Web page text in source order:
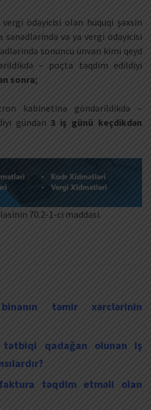
ödəyicisi olan hüquqi şəxsin
sənədlərində və ya vergi ödəyicisi
sonuncu ünvan kimi qeyd
– poçta təqdim edildiyi
sonra;
kabinetinə göndərildikdə –
gündən3 iş günü keçdikdən
70.2-1-ci maddəsi.
təmir xərclərinin
tətbiqi qadağan olunan iş
təqdim etməli olan